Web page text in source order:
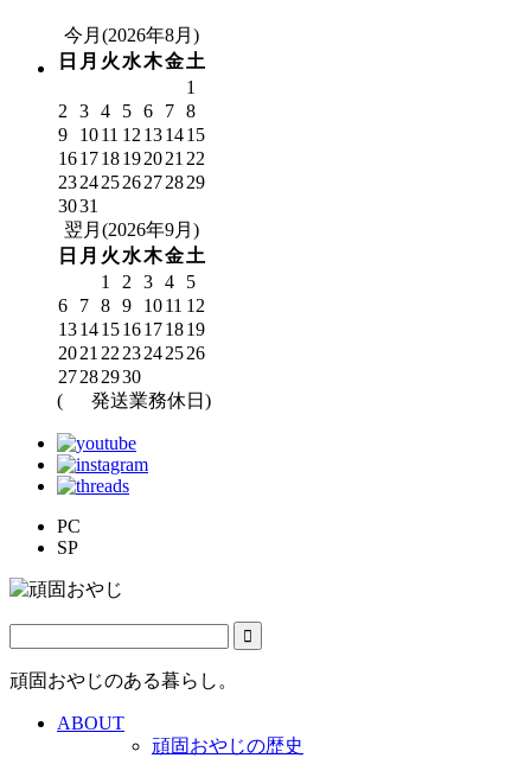
今月(2026年8月)
日 月 火 水木金土
1
2
3 4 5 6 7 8
9
1011 12 131415
161718192021 22
23242526272829
3031
翌月(2026年9月)
日 月 火 水木金土
1
2 3 4
5
6
7 8 9 1011 12
13141516171819
2021 22 23242526
27282930
(
発送業務休日)
PC
SP
頑固おやじのある暮らし。
ABOUT
頑固おやじの歴史